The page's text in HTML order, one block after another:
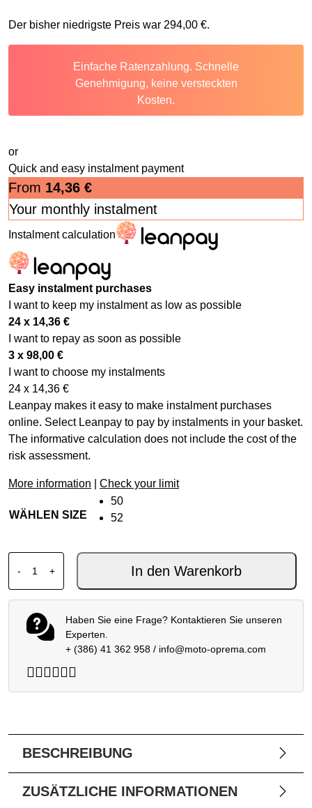
Der bisher niedrigste Preis war 294,00 €.
Einfache Ratenzahlung. Schnelle
Genehmigung, keine versteckten
Kosten.
or
Quick and easy instalment payment
From 14,36 €
Your monthly instalment
Instalment calculation
Easy instalment purchases
I want to keep my instalment as low as possible
24 x 14,36 €
I want to repay as soon as possible
3 x 98,00 €
I want to choose my instalments
24 x 14,36 €
Leanpay makes it easy to make instalment purchases
online. Select Leanpay to pay by instalments in your basket.
The informative calculation does not include the cost of the
risk assessment.
More information Check your limit
WÄHLEN SIZE
50
52
-
DAINESE LADAKH 3L D-DRY JAKNA GRAU/SCHWARZ
+ In den Warenkorb
Haben Sie eine Frage? Kontaktieren Sie unseren
Experten.
+ (386) 41 362 958/ info@moto-oprema.com
BESCHREIBUNG
ZUSÄTZLICHE INFORMATIONEN